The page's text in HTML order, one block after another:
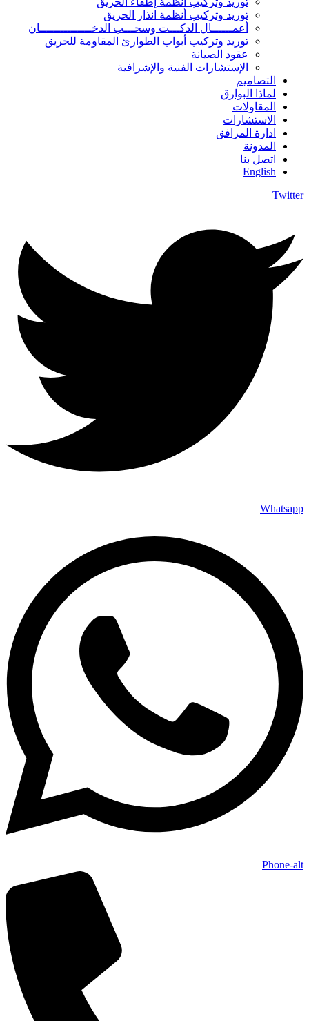
توريد وتركيب أنظمة انذار الحريق
أعمــــــال الدكـــت وسحـــب الدخـــــــــــــــان
توريد وتركيب أبواب الطوارئ المقاومة للحريق
عقود الصيانة
الإستشارات الفنية والإشرافية
التصاميم
لماذا البوارق
المقاولات
الاستشارات
ادارة المرافق
المدونة
اتصل بنا
English
Twitter
Whatsapp
Phone-alt